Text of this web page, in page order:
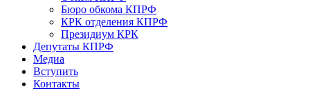
Бюро обкома КПРФ
КРК отделения КПРФ
Президиум КРК
Депутаты КПРФ
Медиа
Вступить
Контакты